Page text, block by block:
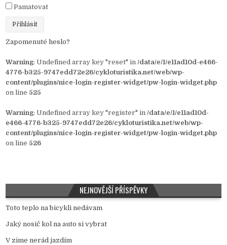
Pamatovat
Zapomenuté heslo?
Warning: Undefined array key "reset" in/data/e/1/e11ad10d-e466-
4776-b325-9747edd72e26/cykloturistika.net/web/wp-
content/plugins/nice-login-register-widget/pw-login-widget.php
on line 525
Warning: Undefined array key "register" in/data/e/1/e11ad10d-
e466-4776-b325-9747edd72e26/cykloturistika.net/web/wp-
content/plugins/nice-login-register-widget/pw-login-widget.php
on line 526
NEJNOVĚJŠÍ PŘÍSPĚVKY
Toto teplo na bicykli nedávam
Jaký nosič kol na auto si vybrat
V zime nerád jazdím